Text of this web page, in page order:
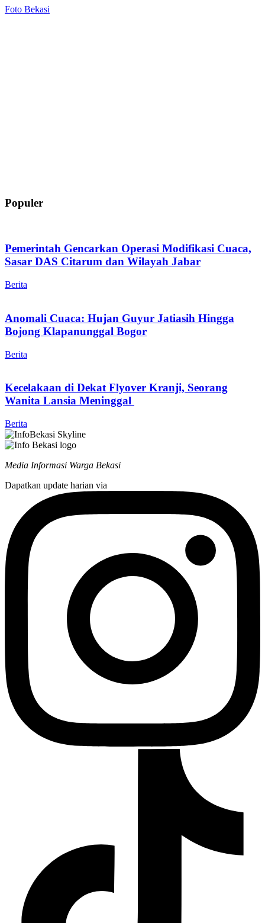
Foto Bekasi
Populer
Pemerintah Gencarkan Operasi Modifikasi Cuaca,
Sasar DAS Citarum dan Wilayah Jabar
Berita
Anomali Cuaca: Hujan Guyur Jatiasih Hingga
Bojong Klapanunggal Bogor
Berita
Kecelakaan di Dekat Flyover Kranji, Seorang
Wanita Lansia Meninggal
Berita
Media Informasi Warga Bekasi
Dapatkan update harian via